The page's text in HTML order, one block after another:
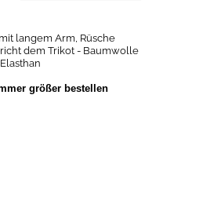
langem Arm, Rüsche
dem Trikot - Baumwolle
größer bestellen